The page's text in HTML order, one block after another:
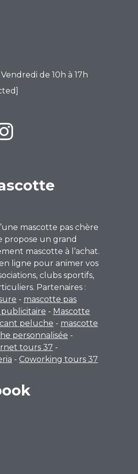
de 10h à 17h
mascotte pas chère
propose un grand
mascotte à l’achat.
ligne pour animer vos
clubs sportifs,
Partenaires :
- mascotte pas
- Mascotte
peluche - mascotte
personnalisée -
tours 37 -
- Coworking tours 37